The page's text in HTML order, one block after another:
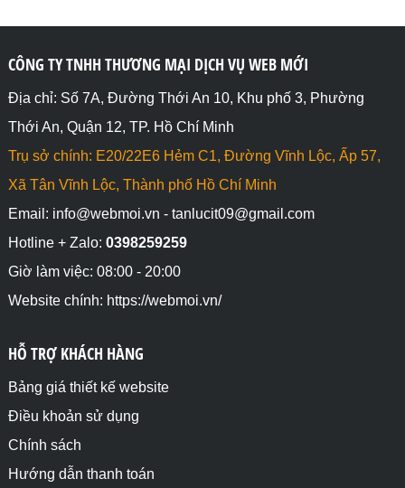
</body>
CÔNG TY TNHH THƯƠNG MẠI DỊCH VỤ WEB MỚI
Địa chỉ: Số 7A, Đường Thới An 10, Khu phố 3, Phường
Thới An, Quận 12, TP. Hồ Chí Minh
Trụ sở chính: E20/22E6 Hẻm C1, Đường Vĩnh Lộc, Ấp 57,
Xã Tân Vĩnh Lộc, Thành phố Hồ Chí Minh
Email: info@webmoi.vn - tanlucit09@gmail.com
Hotline + Zalo: 0398259259
Giờ làm việc: 08:00 - 20:00
Website chính: https://webmoi.vn/
HỖ TRỢ KHÁCH HÀNG
Bảng giá thiết kế website
Điều khoản sử dụng
Chính sách
Hướng dẫn thanh toán